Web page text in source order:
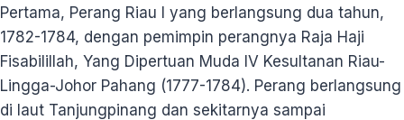
Pertama, Perang Riau I yang berlangsung dua tahun,
1782-1784, dengan pemimpin perangnya Raja Haji
Fisabilillah, Yang Dipertuan Muda IV Kesultanan Riau-
Lingga-Johor Pahang (1777-1784). Perang berlangsung
di laut Tanjungpinang dan sekitarnya sampai